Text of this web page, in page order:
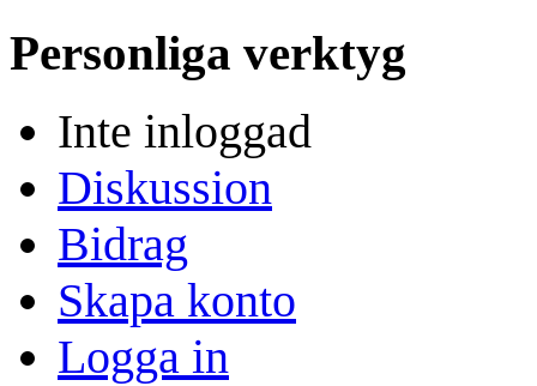
Personliga verktyg
Inte inloggad
Diskussion
Bidrag
Skapa konto
Logga in